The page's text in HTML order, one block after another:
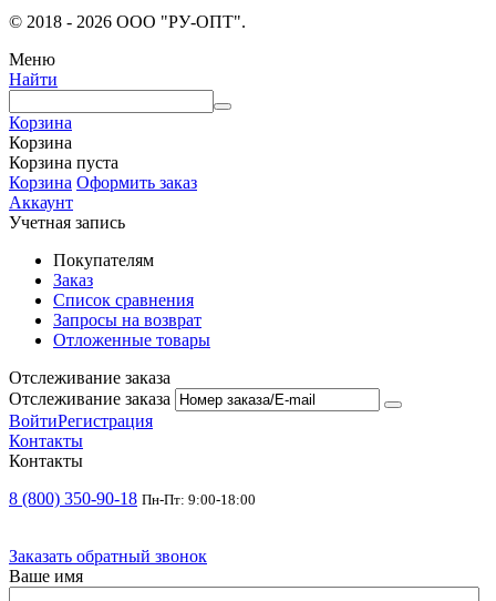
© 2018 - 2026 ООО "РУ-ОПТ".
Меню
Найти
Корзина
Корзина
Корзина пуста
Корзина Оформить заказ
Аккаунт
Учетная запись
Покупателям
Заказ
Список сравнения
Запросы на возврат
Отложенные товары
Отслеживание заказа
Отслеживание заказа
ВойтиРегистрация
Контакты
Контакты
8 (800) 350-90-18 Пн-Пт: 9:00-18:00
Заказать обратный звонок
Ваше имя